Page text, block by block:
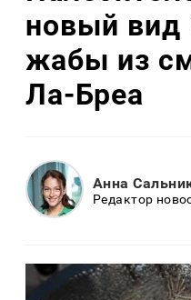
новый
жабы из
Ла-Бреа
Анна
Редактор